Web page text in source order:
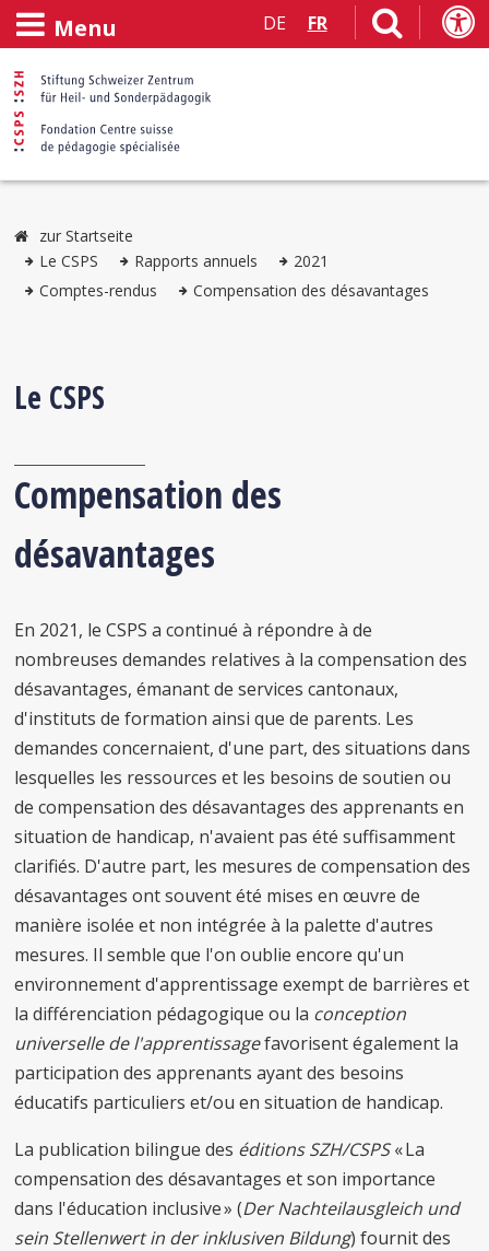
Menu DE FR
zur Startseite
Le CSPS
Rapports annuels
2021
Comptes-rendus
Compensation des désavantages
Le CSPS
Compensation des
désavantages
En 2021, le CSPS a continué à répondre à de
nombreuses demandes relatives à la compensation des
désavantages, émanant de services cantonaux,
d'instituts de formation ainsi que de parents. Les
demandes concernaient, d'une part, des situations dans
lesquelles les ressources et les besoins de soutien ou
de compensation des désavantages des apprenants en
situation de handicap, n'avaient pas été suffisamment
clarifiés. D'autre part, les mesures de compensation des
désavantages ont souvent été mises en œuvre de
manière isolée et non intégrée à la palette d'autres
mesures. Il semble que l'on oublie encore qu'un
environnement d'apprentissage exempt de barrières et
la différenciation pédagogique ou la conception
universelle de l'apprentissagefavorisent également la
participation des apprenants ayant des besoins
éducatifs particuliers et/ou en situation de handicap.
La publication bilingue des éditions SZH/CSPS« La
compensation des désavantages et son importance
dans l'éducation inclusive » (Der Nachteilausgleich und
sein Stellenwert in der inklusiven Bildung) fournit des